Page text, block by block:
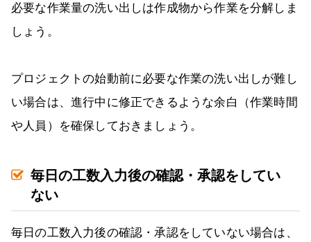
必要な作業量の洗い出しは作成物から作業を分解しま
しょう。
プロジェクトの始動前に必要な作業の洗い出しが難し
い場合は、進行中に修正できるような余白（作業時間
や人員）を確保しておきましょう。
毎日の工数入力後の確認・承認をしてい
ない
毎日の工数入力後の確認・承認をしていない場合は、